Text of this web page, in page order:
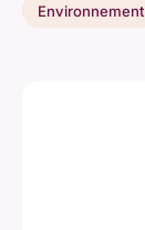
Environnement